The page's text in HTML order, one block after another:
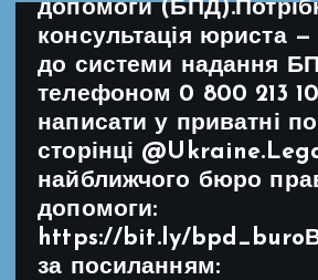
допомоги
консультація юриста —
до системи надання
телефоном 0 800 213
написати у приватні
сторінці
найближчого бюро
допомоги:
https://bit.ly/
за посиланням: